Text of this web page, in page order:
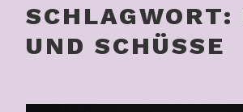
SCHLAGWORT:
UND SCHÜSSE